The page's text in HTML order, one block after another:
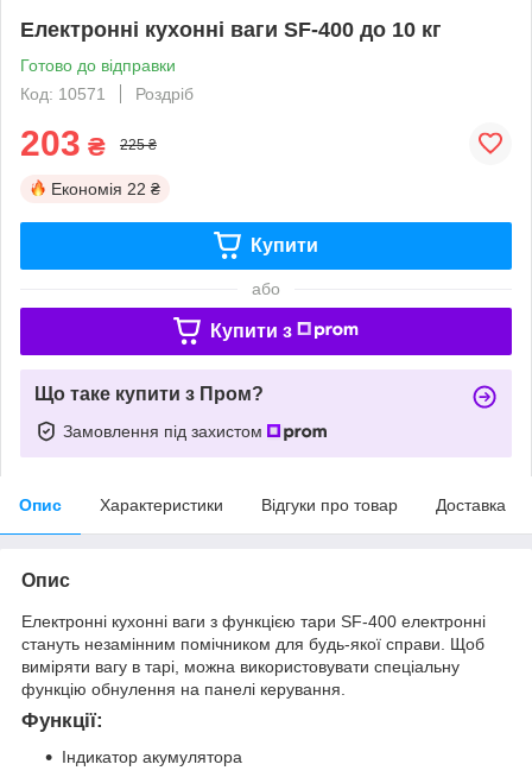
Електронні кухонні ваги SF-400 до 10 кг
Готово до відправки
Код: 10571
Роздріб
203 ₴ 225 ₴
Економія 22 ₴
Купити
або
Купити з
Що таке купити з Пром?
Замовлення під захистом
Опис Характеристики Відгуки про товар Доставка
Опис
Електронні кухонні ваги з функцією тари SF-400 електронні
стануть незамінним помічником для будь-якої справи. Щоб
виміряти вагу в тарі, можна використовувати спеціальну
функцію обнулення на панелі керування.
Функції:
Індикатор акумулятора